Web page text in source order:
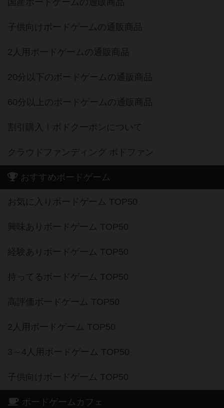
国産ボードゲームの通販商品
子供向けボードゲームの通販商品
2人用ボードゲームの通販商品
20分以下のボードゲームの通販商品
60分以上のボードゲームの通販商品
割引購入！ボドクーポンについて
クラウドファンディング ボドファン
おすすめボードゲーム
お気に入りボードゲーム TOP50
興味ありボードゲーム TOP50
経験ありボードゲーム TOP50
持ってるボードゲーム TOP50
高評価ボードゲーム TOP50
2人用ボードゲーム TOP50
3～4人用ボードゲーム TOP50
子供向けボードゲーム TOP50
ボードゲームカフェ